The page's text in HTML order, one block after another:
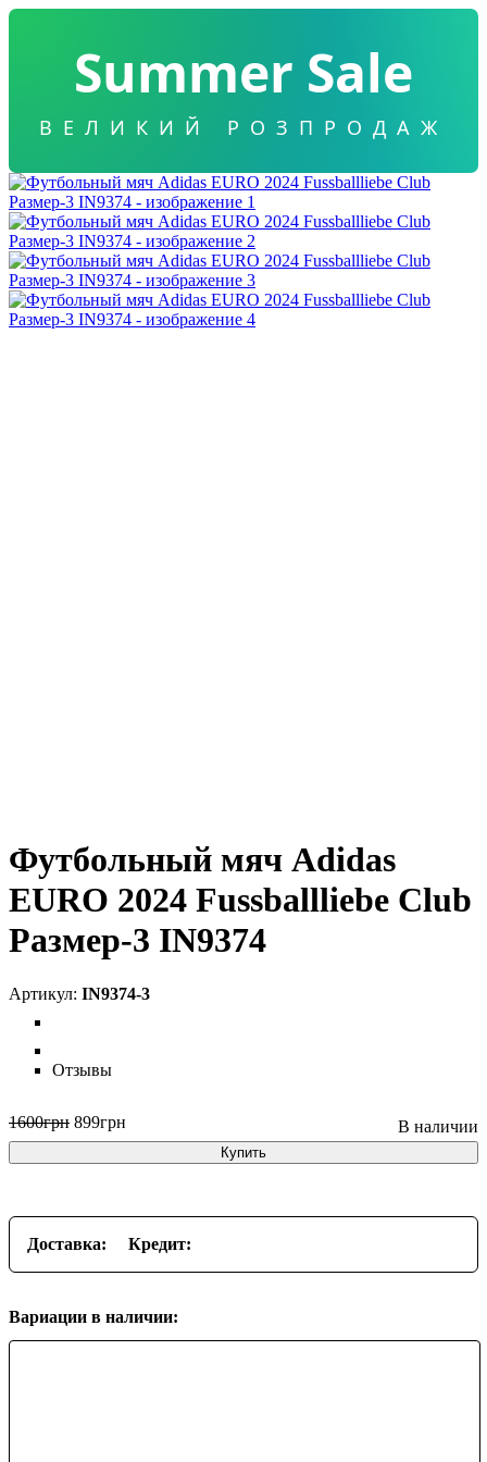
Summer Sale
ВЕЛИКИЙ РОЗПРОДАЖ
Футбольный мяч Adidas
EURO 2024 Fussballliebe Club
Размер-3 IN9374
IN9374-3
Отзывы
1600грн 899грн
Купить
Доставка: Кредит:
Вариации в наличии: